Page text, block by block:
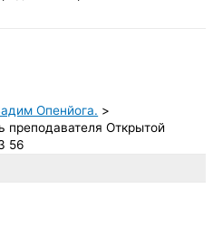
Опенйога.
преподавателя Открытой
56